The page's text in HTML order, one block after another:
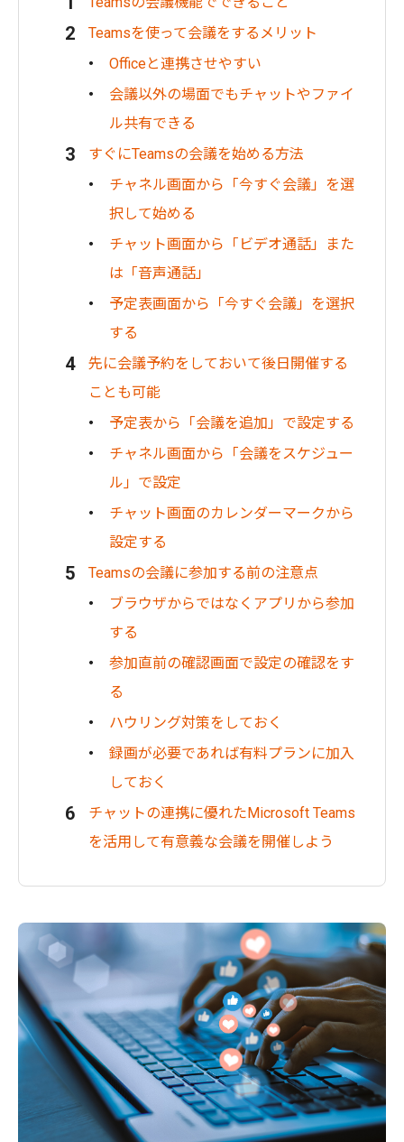
Teamsを使って会議をするメリット
Officeと連携させやすい
会議以外の場面でもチャットやファイ
ル共有できる
すぐにTeamsの会議を始める方法
チャネル画面から「今すぐ会議」を選
択して始める
チャット画面から「ビデオ通話」また
は「音声通話」
予定表画面から「今すぐ会議」を選択
する
先に会議予約をしておいて後日開催する
ことも可能
予定表から「会議を追加」で設定する
チャネル画面から「会議をスケジュー
ル」で設定
チャット画面のカレンダーマークから
設定する
Teamsの会議に参加する前の注意点
ブラウザからではなくアプリから参加
する
参加直前の確認画面で設定の確認をす
る
ハウリング対策をしておく
録画が必要であれば有料プランに加入
しておく
チャットの連携に優れたMicrosoft Teams
を活用して有意義な会議を開催しよう